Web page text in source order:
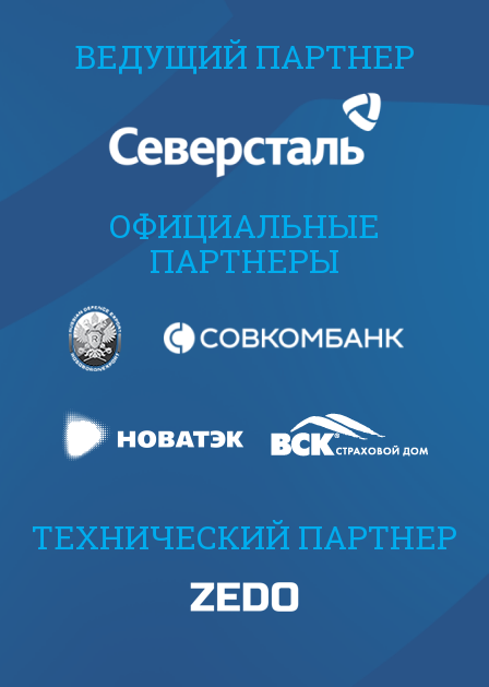
ВЕДУЩИЙ ПАРТНЕР
ОФИЦИАЛЬНЫЕ
ПАРТНЕРЫ
ТЕХНИЧЕСКИЙ ПАРТНЕР